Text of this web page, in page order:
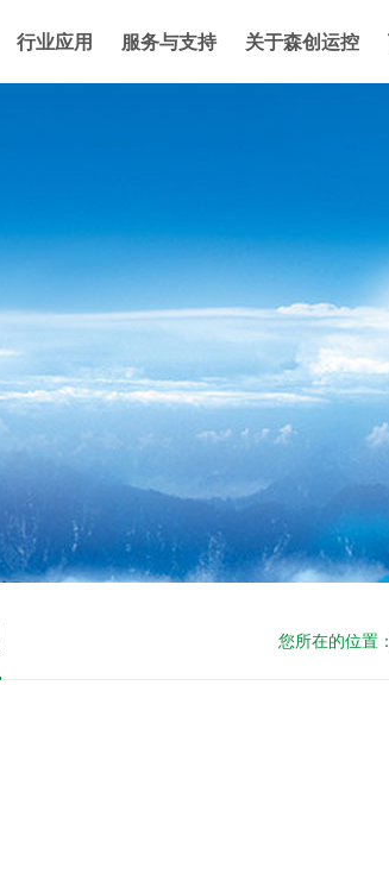
行业应用 服务与支持 关于森创运控
您所在的位置：